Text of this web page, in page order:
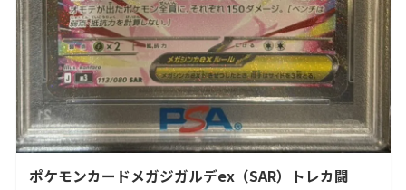
ポケモンカードメガジガルデex（SAR）トレカ闘